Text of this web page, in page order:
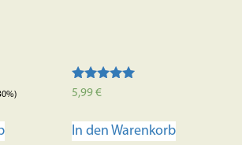
Bewertet mit
5,99€
In den Warenkorb